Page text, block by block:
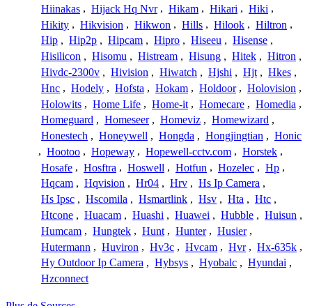
Hiinakas , Hijack Hq Nvr , Hikam , Hikari , Hiki ,
Hikity , Hikvision , Hikwon , Hills , Hilook , Hiltron ,
Hip , Hip2p , Hipcam , Hipro , Hiseeu , Hisense ,
Hisilicon , Hisomu , Histream , Hisung , Hitek , Hitron ,
Hivdc-2300v , Hivision , Hiwatch , Hjshi , Hjt , Hkes ,
Hnc , Hodely , Hofsta , Hokam , Holdoor , Holovision ,
Holowits , Home Life , Home-it , Homecare , Homedia ,
Homeguard , Homeseer , Homeviz , Homewizard ,
Honestech , Honeywell , Hongda , Hongjingtian , Honic
, Hootoo , Hopeway , Hopewell-cctv.com , Horstek ,
Hosafe , Hosftra , Hoswell , Hotfun , Hozelec , Hp ,
Hqcam , Hqvision , Hr04 , Hrv , Hs Ip Camera ,
Hs Ipsc , Hscomila , Hsmartlink , Hsv , Hta , Htc ,
Htcone , Huacam , Huashi , Huawei , Hubble , Huisun ,
Humcam , Hungtek , Hunt , Hunter , Husier ,
Hutermann , Huviron , Hv3c , Hvcam , Hvr , Hx-635k ,
Hy Outdoor Ip Camera , Hybsys , Hyobalc , Hyundai ,
Hzconnect